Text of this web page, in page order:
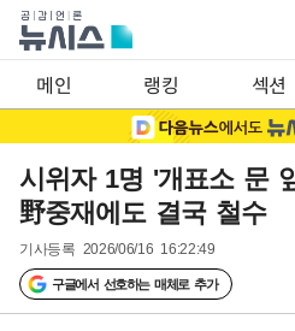
메인 랭킹 섹션
시위자 1명 '개표소 문
野중재에도 결국 철수
기사등록 2026/06/16 16:22:49
구글에서 선호하는 매체로 추가